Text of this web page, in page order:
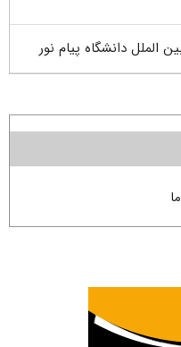
دانشگاه پیام نور